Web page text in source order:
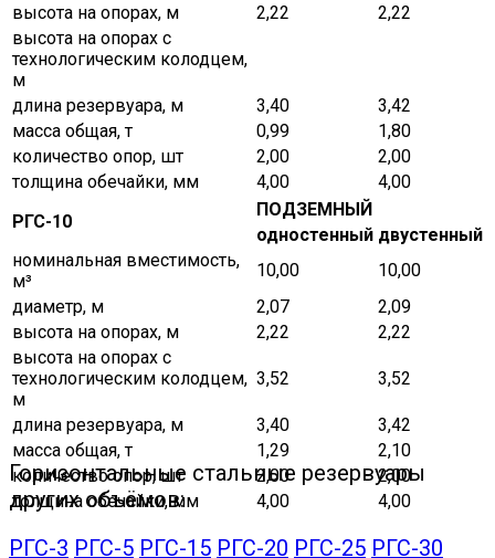
высота на опорах, м
2,22
2,22
высота на опорах с
технологическим колодцем,
м
длина резервуара, м
3,40
3,42
масса общая, т
0,99
1,80
количество опор, шт
2,00
2,00
толщина обечайки, мм
4,00
4,00
РГС-10
ПОДЗЕМНЫЙ
одностенный двустенный
номинальная вместимость,
м³
10,00
10,00
диаметр, м
2,07
2,09
высота на опорах, м
2,22
2,22
высота на опорах с
технологическим колодцем,
м
3,52 3,52
длина резервуара, м 3,40
3,42
масса общая, т
1,29
2,10
количество опор, шт
2,00
2,00
толщина обечайки, мм
4,00 4,00
Горизонтальные стальные резервуары
других объёмов:
РГС-3 РГС-5 РГС-15 РГС-20 РГС-25 РГС-30